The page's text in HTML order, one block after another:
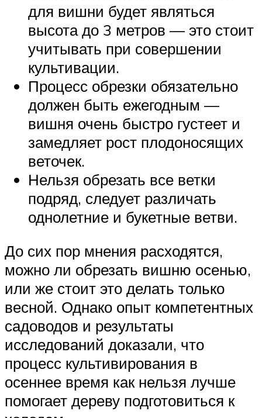
для вишни будет являться
высота до 3 метров — это стоит
учитывать при совершении
культивации.
Процесс обрезки обязательно
должен быть ежегодным —
вишня очень быстро густеет и
замедляет рост плодоносящих
веточек.
Нельзя обрезать все ветки
подряд, следует различать
однолетние и букетные ветви.
До сих пор мнения расходятся,
можно ли обрезать вишню осенью,
или же стоит это делать только
весной. Однако опыт компетентных
садоводов и результаты
исследований доказали, что
процесс культивирования в
осеннее время как нельзя лучше
помогает дереву подготовиться к